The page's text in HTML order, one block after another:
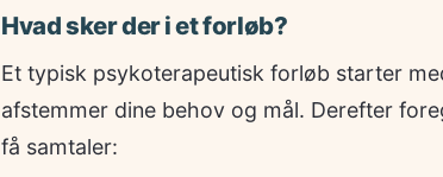
Hvad sker der i et forløb?
Et typisk psykoterapeutisk forløb starter
afstemmer dine behov og mål. Derefter
få samtaler: